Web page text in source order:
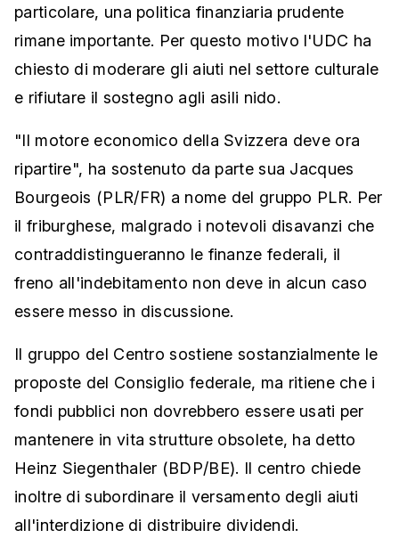
particolare, una politica finanziaria prudente
rimane importante. Per questo motivo l'UDC ha
chiesto di moderare gli aiuti nel settore culturale
e rifiutare il sostegno agli asili nido.
"Il motore economico della Svizzera deve ora
ripartire", ha sostenuto da parte sua Jacques
Bourgeois (PLR/FR) a nome del gruppo PLR. Per
il friburghese, malgrado i notevoli disavanzi che
contraddistingueranno le finanze federali, il
freno all'indebitamento non deve in alcun caso
essere messo in discussione.
Il gruppo del Centro sostiene sostanzialmente le
proposte del Consiglio federale, ma ritiene che i
fondi pubblici non dovrebbero essere usati per
mantenere in vita strutture obsolete, ha detto
Heinz Siegenthaler (BDP/BE). Il centro chiede
inoltre di subordinare il versamento degli aiuti
all'interdizione di distribuire dividendi.